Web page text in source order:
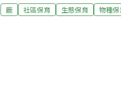
牠成了孤兒。義大利獵人們8日表
日，也就是預定展開撲殺行動的那
鹿 社區保育 生態保育 物種